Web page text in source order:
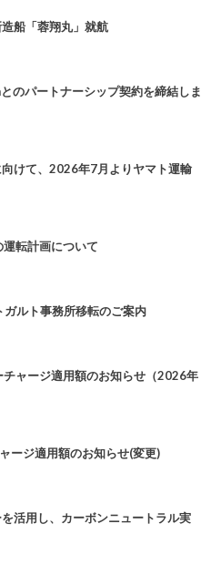
船「蓉翔丸」就航
のパートナーシップ契約を締結しま
向けて、2026年7月よりヤマト運輸
転計画について
ルト事務所移転のご案内
ャージ適用額のお知らせ（2026年
ジ適用額のお知らせ(変更)
活用し、カーボンニュートラル実